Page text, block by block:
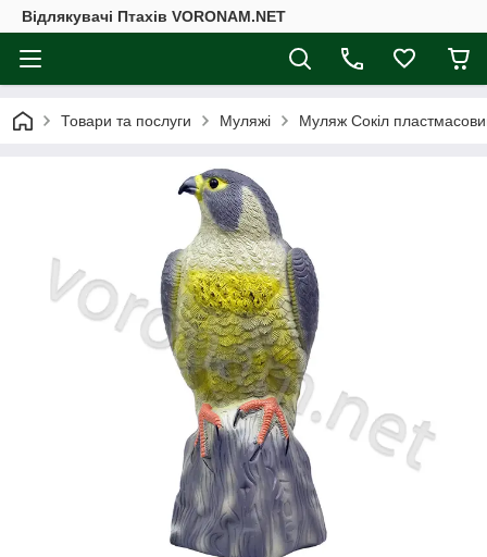
Відлякувачі Птахів VORONAM.NET
Товари та послуги Муляжі Муляж Сокіл